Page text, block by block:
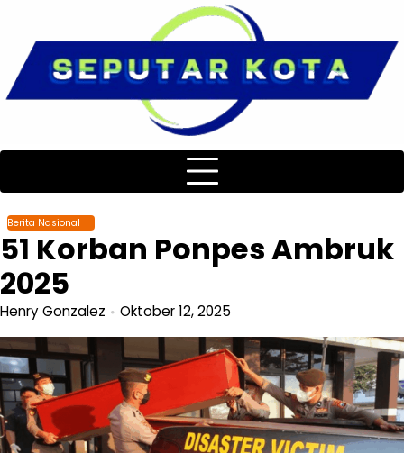
content
Berita Nasional
51 Korban Ponpes Ambruk
2025
Henry Gonzalez Oktober 12, 2025